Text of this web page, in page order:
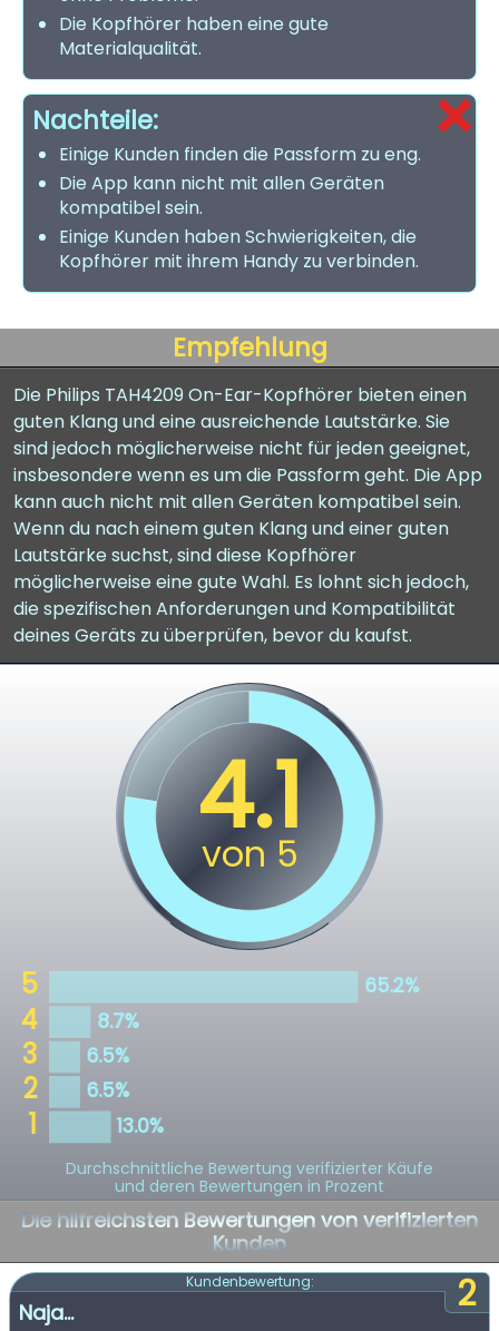
Die Kopfhörer haben eine gute
Materialqualität.
Nachteile:
Einige Kunden finden die Passform zu eng.
Die App kann nicht mit allen Geräten
kompatibel sein.
Einige Kunden haben Schwierigkeiten, die
Kopfhörer mit ihrem Handy zu verbinden.
Empfehlung
Die Philips TAH4209 On-Ear-Kopfhörer bieten einen
guten Klang und eine ausreichende Lautstärke. Sie
sind jedoch möglicherweise nicht für jeden geeignet,
insbesondere wenn es um die Passform geht. Die App
kann auch nicht mit allen Geräten kompatibel sein.
Wenn du nach einem guten Klang und einer guten
Lautstärke suchst, sind diese Kopfhörer
möglicherweise eine gute Wahl. Es lohnt sich jedoch,
die spezifischen Anforderungen und Kompatibilität
deines Geräts zu überprüfen, bevor du kaufst.
Durchschnittliche Bewertung verifizierter Käufe
und deren Bewertungen in Prozent
Die hilfreichsten Bewertungen von verifizierten
Kunden
2
Kundenbewertung:
Naja...